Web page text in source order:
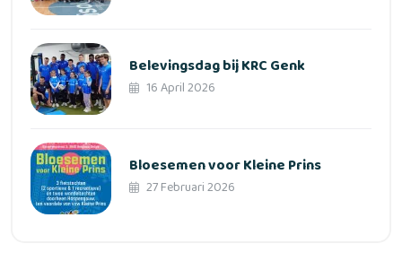
Belevingsdag bij KRC Genk
16 April 2026
Bloesemen voor Kleine Prins
27 Februari 2026